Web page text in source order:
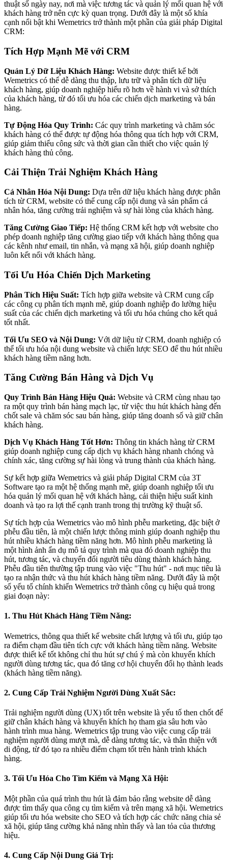
thuật số ngày nay, nơi mà việc tương tác và quản lý mối quan hệ với
khách hàng trở nên cực kỳ quan trọng. Dưới đây là một số khía
cạnh nổi bật khi Wemetrics trở thành một phần của giải pháp Digital
CRM:
Tích Hợp Mạnh Mẽ với CRM
Quản Lý Dữ Liệu Khách Hàng: Website được thiết kế bởi
Wemetrics có thể dễ dàng thu thập, lưu trữ và phân tích dữ liệu
khách hàng, giúp doanh nghiệp hiểu rõ hơn về hành vi và sở thích
của khách hàng, từ đó tối ưu hóa các chiến dịch marketing và bán
hàng.
Tự Động Hóa Quy Trình: Các quy trình marketing và chăm sóc
khách hàng có thể được tự động hóa thông qua tích hợp với CRM,
giúp giảm thiểu công sức và thời gian cần thiết cho việc quản lý
khách hàng thủ công.
Cải Thiện Trải Nghiệm Khách Hàng
Cá Nhân Hóa Nội Dung: Dựa trên dữ liệu khách hàng được phân
tích từ CRM, website có thể cung cấp nội dung và sản phẩm cá
nhân hóa, tăng cường trải nghiệm và sự hài lòng của khách hàng.
Tăng Cường Giao Tiếp: Hệ thống CRM kết hợp với website cho
phép doanh nghiệp tăng cường giao tiếp với khách hàng thông qua
các kênh như email, tin nhắn, và mạng xã hội, giúp doanh nghiệp
luôn kết nối với khách hàng.
Tối Ưu Hóa Chiến Dịch Marketing
Phân Tích Hiệu Suất: Tích hợp giữa website và CRM cung cấp
các công cụ phân tích mạnh mẽ, giúp doanh nghiệp đo lường hiệu
suất của các chiến dịch marketing và tối ưu hóa chúng cho kết quả
tốt nhất.
Tối Ưu SEO và Nội Dung: Với dữ liệu từ CRM, doanh nghiệp có
thể tối ưu hóa nội dung website và chiến lược SEO để thu hút nhiều
khách hàng tiềm năng hơn.
Tăng Cường Bán Hàng và Dịch Vụ
Quy Trình Bán Hàng Hiệu Quả: Website và CRM cùng nhau tạo
ra một quy trình bán hàng mạch lạc, từ việc thu hút khách hàng đến
chốt sale và chăm sóc sau bán hàng, giúp tăng doanh số và giữ chân
khách hàng.
Dịch Vụ Khách Hàng Tốt Hơn: Thông tin khách hàng từ CRM
giúp doanh nghiệp cung cấp dịch vụ khách hàng nhanh chóng và
chính xác, tăng cường sự hài lòng và trung thành của khách hàng.
Sự kết hợp giữa Wemetrics và giải pháp Digital CRM của 3T
Software tạo ra một hệ thống mạnh mẽ, giúp doanh nghiệp tối ưu
hóa quản lý mối quan hệ với khách hàng, cải thiện hiệu suất kinh
doanh và tạo ra lợi thế cạnh tranh trong thị trường kỹ thuật số.
Sự tích hợp của Wemetrics vào mô hình phễu marketing, đặc biệt ở
phễu đầu tiên, là một chiến lược thông minh giúp doanh nghiệp thu
hút nhiều khách hàng tiềm năng hơn. Mô hình phễu marketing là
một hình ảnh ẩn dụ mô tả quy trình mà qua đó doanh nghiệp thu
hút, tương tác, và chuyển đổi người tiêu dùng thành khách hàng.
Phễu đầu tiên thường tập trung vào việc "Thu hút" - nơi mục tiêu là
tạo ra nhận thức và thu hút khách hàng tiềm năng. Dưới đây là một
số yếu tố chính khiến Wemetrics trở thành công cụ hiệu quả trong
giai đoạn này:
1. Thu Hút Khách Hàng Tiềm Năng:
Wemetrics, thông qua thiết kế website chất lượng và tối ưu, giúp tạo
ra điểm chạm đầu tiên tích cực với khách hàng tiềm năng. Website
được thiết kế tốt không chỉ thu hút sự chú ý mà còn khuyến khích
người dùng tương tác, qua đó tăng cơ hội chuyển đổi họ thành leads
(khách hàng tiềm năng).
2. Cung Cấp Trải Nghiệm Người Dùng Xuất Sắc:
Trải nghiệm người dùng (UX) tốt trên website là yếu tố then chốt để
giữ chân khách hàng và khuyến khích họ tham gia sâu hơn vào
hành trình mua hàng. Wemetrics tập trung vào việc cung cấp trải
nghiệm người dùng mượt mà, dễ dàng tương tác, và thân thiện với
di động, từ đó tạo ra nhiều điểm chạm tốt trên hành trình khách
hàng.
3. Tối Ưu Hóa Cho Tìm Kiếm và Mạng Xã Hội:
Một phần của quá trình thu hút là đảm bảo rằng website dễ dàng
được tìm thấy qua công cụ tìm kiếm và trên mạng xã hội. Wemetrics
giúp tối ưu hóa website cho SEO và tích hợp các chức năng chia sẻ
xã hội, giúp tăng cường khả năng nhìn thấy và lan tỏa của thương
hiệu.
4. Cung Cấp Nội Dung Giá Trị: